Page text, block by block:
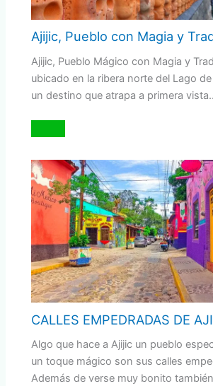
Ajijic, Pueblo con Magia y
Ajijic, Pueblo Mágico con Magia y
ubicado en la ribera norte del Lago
un destino que atrapa a primera
CALLES EMPEDRADAS DE
Algo que hace a Ajijic un pueblo
un toque mágico son sus calles
Además de verse muy bonito